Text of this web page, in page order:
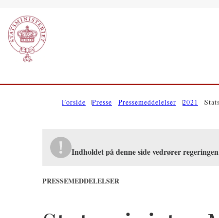
Forside Presse Pressemeddelelser 2021
Indholdet på denne side vedrører
PRESSEMEDDELELSER